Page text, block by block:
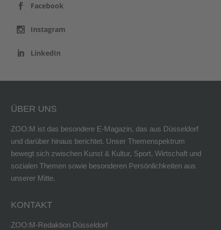
Facebook
Instagram
LinkedIn
ÜBER UNS
ZOO:M ist das besondere E-Magazin, das aus Düsseldorf
und darüber hinaus berichtet. Unser Themenspektrum
bewegt sich zwischen Kunst & Kultur, Sport, Wirtschaft und
sozialen Themen sowie besonderen Persönlichkeiten aus
unserer Mitte.
KONTAKT
ZOO:M-Redaktion Düsseldorf